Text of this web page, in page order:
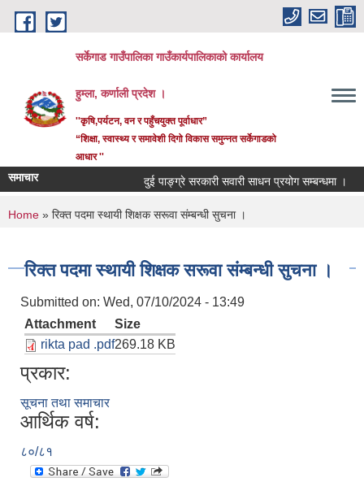
Skip to main content
सर्केगाड गाउँपालिका गाउँकार्यपालिकाको कार्यालय
हुम्ला, कर्णाली प्रदेश ।
''कृषि,पर्यटन, वन र पहुँचयुक्त पूर्वाधार”
“शिक्षा, स्वास्थ्य र समावेशी दिगो विकास समुन्नत सर्केगाडको
आधार ''
समाचार दुई पाङ्ग्रे सरकारी सवारी साधन प्रयोग सम्बन्धमा ।
You are here
Home » रिक्त पदमा स्थायी शिक्षक सरूवा संम्बन्धी सुचना ।
रिक्त पदमा स्थायी शिक्षक सरूवा संम्बन्धी सुचना ।
Submitted on: Wed, 07/10/2024 - 13:49
Attachment
Size
rikta pad .pdf269.18 KB
प्रकार:
सूचना तथा समाचार
आर्थिक वर्ष:
८०/८१